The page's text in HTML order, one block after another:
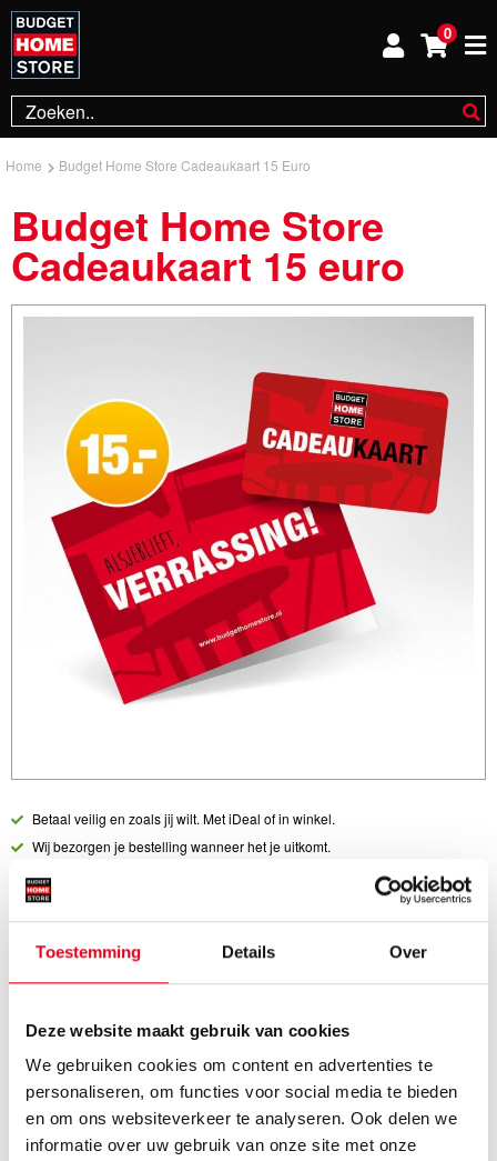
Toestemming Details Over
Deze website maakt gebruik van cookies
We gebruiken cookies om content en advertenties te
personaliseren, om functies voor social media te bieden
en om ons websiteverkeer te analyseren. Ook delen we
informatie over uw gebruik van onze site met onze
0
Home Budget Home Store Cadeaukaart 15 Euro
Budget Home Store
Cadeaukaart 15 euro
Betaal veilig en zoals jij wilt. Met iDeal of in winkel.
Wij bezorgen je bestelling wanneer het je uitkomt.
Liever afhalen in 1 van onze 19 vestigingen? Geen probleem!
Vraag over een product? Neem direct
Aantal: